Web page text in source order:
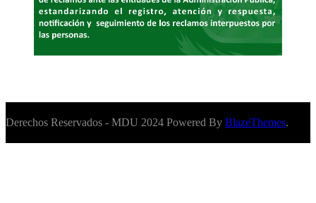
Derechos Reservados - MDU 2024 Powered By BlazeThemes.